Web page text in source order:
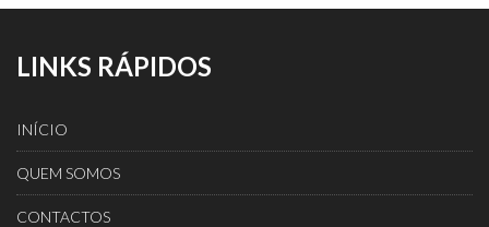
LINKS RÁPIDOS
INÍCIO
QUEM SOMOS
CONTACTOS